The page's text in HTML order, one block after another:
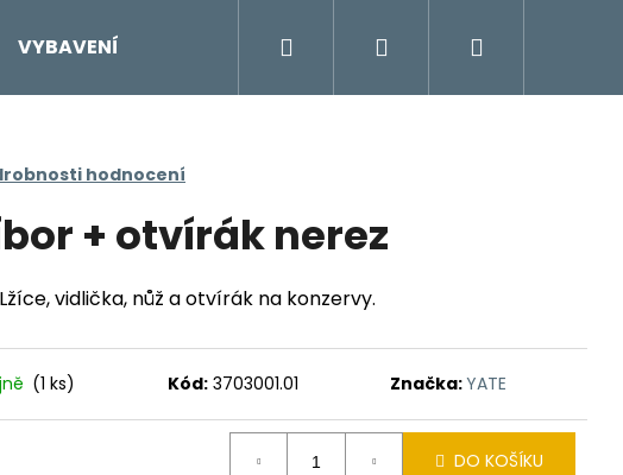
VYBAVENÍ Moje objednávka
Přihlášení
hodnocení
+ otvírák nerez
vidlička, nůž a otvírák na konzervy.
(1 ks) Kód: 3703001.01 Značka:YATE
DO KOŠÍKU